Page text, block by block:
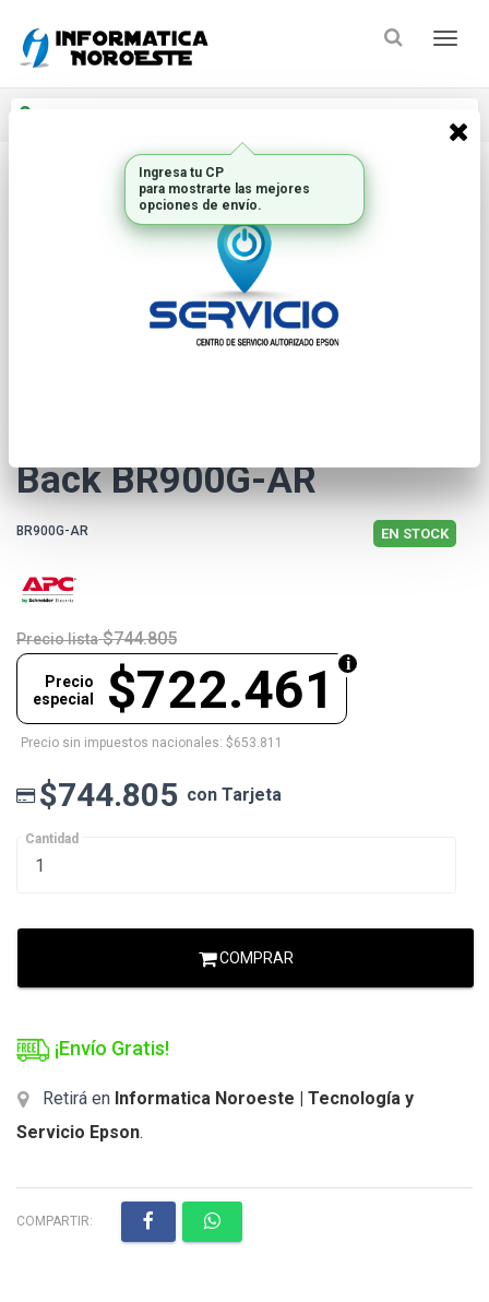
Ups
Back BR900G-AR
BR900G-AR EN STOCK
Precio lista $744.805
$722.461
Precio
especial
Precio sin impuestos nacionales: $653.811
$744.805 con Tarjeta
Cantidad
COMPRAR
¡Envío Gratis!
Retirá en Informatica Noroeste | Tecnología y
Servicio Epson.
COMPARTIR:
Ingresa tu CP
para mostrarte las mejores
opciones de envío.